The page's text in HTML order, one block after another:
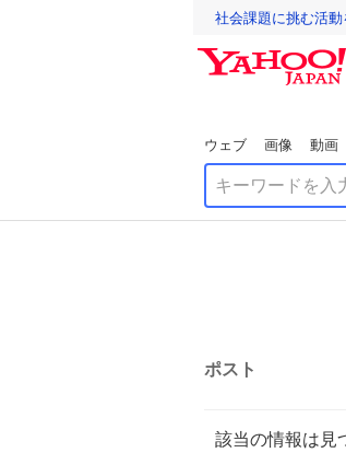
社会課題に挑む活
ウェブ 画像 動画
ポスト
該当の情報は見